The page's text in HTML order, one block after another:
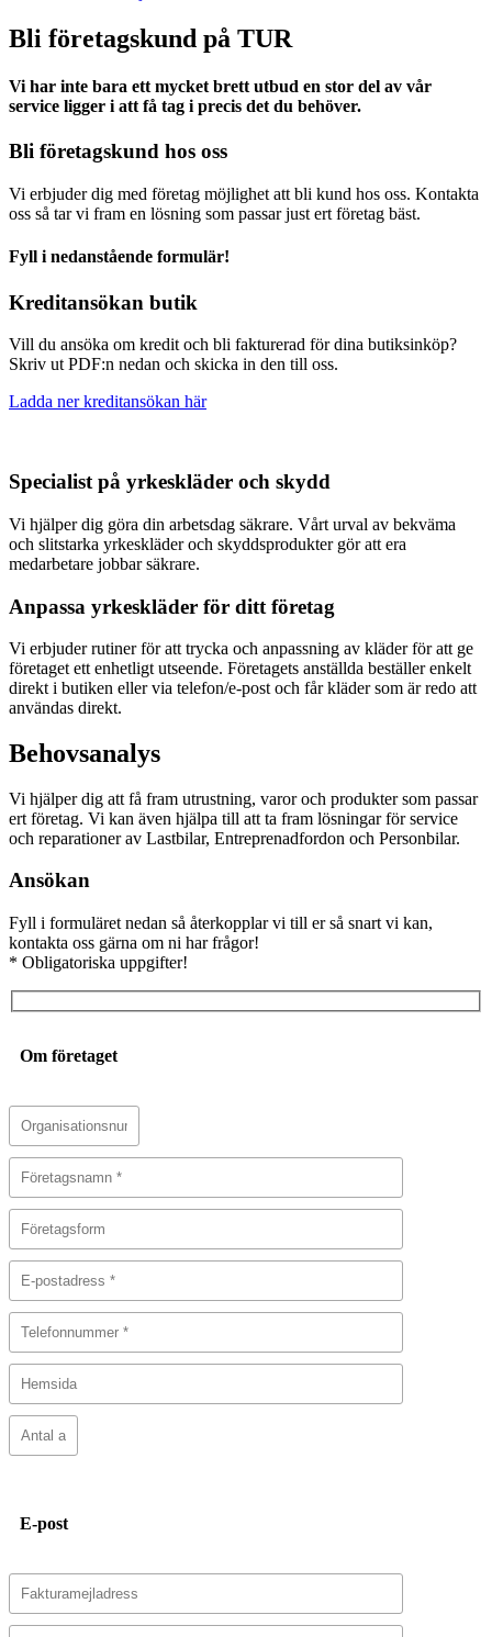
Bli företagskund på TUR
Vi har inte bara ett mycket brett utbud en stor del av vår
service ligger i att få tag i precis det du behöver.
Bli företagskund hos oss
Vi erbjuder dig med företag möjlighet att bli kund hos oss. Kontakta
oss så tar vi fram en lösning som passar just ert företag bäst.
Fyll i nedanstående formulär!
Kreditansökan butik
Vill du ansöka om kredit och bli fakturerad för dina butiksinköp?
Skriv ut PDF:n nedan och skicka in den till oss.
Ladda ner kreditansökan här
Specialist på yrkeskläder och skydd
Vi hjälper dig göra din arbetsdag säkrare. Vårt urval av bekväma
och slitstarka yrkeskläder och skyddsprodukter gör att era
medarbetare jobbar säkrare.
Anpassa yrkeskläder för ditt företag
Vi erbjuder rutiner för att trycka och anpassning av kläder för att ge
företaget ett enhetligt utseende. Företagets anställda beställer enkelt
direkt i butiken eller via telefon/e-post och får kläder som är redo att
användas direkt.
Behovsanalys
Vi hjälper dig att få fram utrustning, varor och produkter som passar
ert företag. Vi kan även hjälpa till att ta fram lösningar för service
och reparationer av Lastbilar, Entreprenadfordon och Personbilar.
Ansökan
Fyll i formuläret nedan så återkopplar vi till er så snart vi kan,
kontakta oss gärna om ni har frågor!
* Obligatoriska uppgifter!
Om företaget
E-post